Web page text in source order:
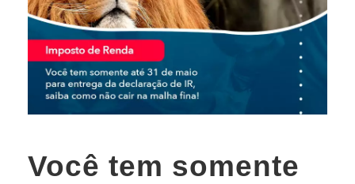
Você tem somente